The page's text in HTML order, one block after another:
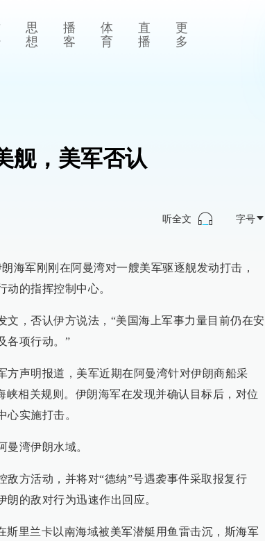
思
想
播
客
体
育
直
播
更
多
舰，美军否认
听全文 字号
海军刚刚在阿曼湾对一艘美军驱逐舰发动打击，
的指挥控制中心。
文，否认伊方说法，“美国海上军事力量目前仍在安
各项行动。”
方声明报道，美军近期在阿曼湾针对伊朗商船采
峡相关规则。伊朗海军在发现并确认目标后，对位
心实施打击。
曼湾伊朗水域。
敌方活动，并将对“德纳”号遇袭事件采取报复行
的敌对行为迅速作出回应。
斯里兰卡以南海域被美军潜艇用鱼雷击沉，斯海军